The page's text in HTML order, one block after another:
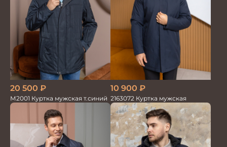
20 500 ₽
М2001 Куртка мужская т.синий
10 900 ₽
2163072 Куртка мужская